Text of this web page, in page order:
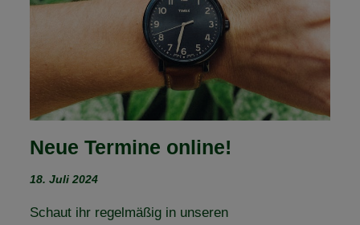
KURS-
TERMINE
ONLINE
Neue Termine online!
18. Juli 2024
Schaut ihr regelmäßig in unseren